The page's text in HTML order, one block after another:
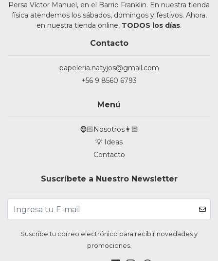
Persa Víctor Manuel, en el Barrio Franklin. En nuestra tienda
física atendemos los sábados, domingos y festivos. Ahora,
en nuestra tienda online, TODOS los días.
Contacto
papeleria.natyjos@gmail.com
+56 9 8560 6793
Menú
🧔🏻Nosotros👩🏻
💡 Ideas
Contacto
Suscríbete a Nuestro Newsletter
Suscribe tu correo electrónico para recibir novedades y
promociones.